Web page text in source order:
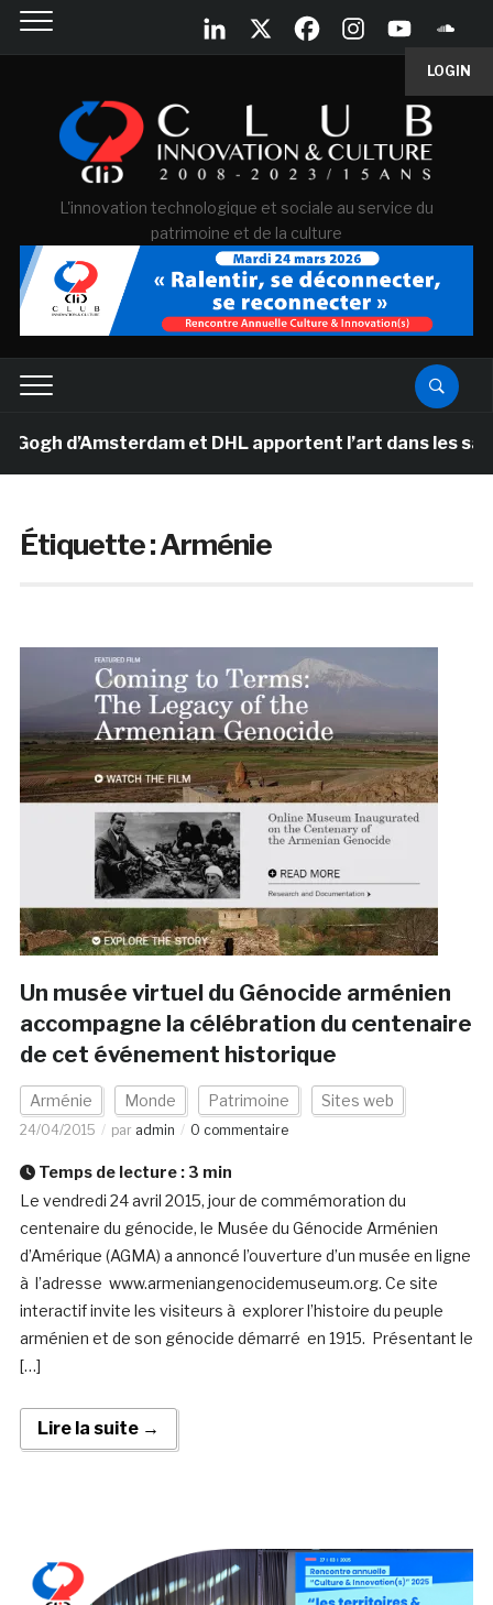
LOGIN
L'innovation technologique et sociale au service du
patrimoine et de la culture
d’Amsterdam et DHL apportent l’art dans les salles
Étiquette :Arménie
Un musée virtuel du Génocide arménien
accompagne la célébration du centenaire
de cet événement historique
Arménie Monde Patrimoine Sites web
24/04/2015 par admin 0 commentaire
Temps de lecture : 3 min
Le vendredi 24 avril 2015, jour de commémoration du
centenaire du génocide, le Musée du Génocide Arménien
d’Amérique (AGMA) a annoncé l’ouverture d’un musée en ligne
à l’adresse www.armeniangenocidemuseum.org. Ce site
interactif invite les visiteurs à explorer l’histoire du peuple
arménien et de son génocide démarré en 1915. Présentant le
[…]
Lire la suite →